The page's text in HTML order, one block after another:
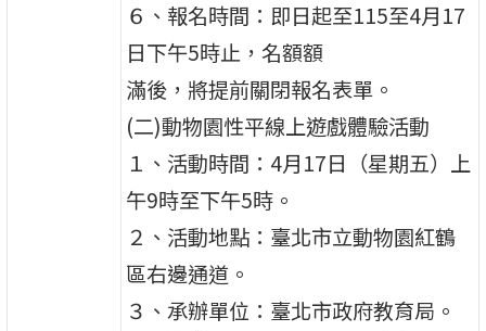
６、報名時間：即日起至115至4月17
日下午5時止，名額額
滿後，將提前關閉報名表單。
(二)動物園性平線上遊戲體驗活動
１、活動時間：4月17日（星期五）上
午9時至下午5時。
２、活動地點：臺北市立動物園紅鶴
區右邊通道。
３、承辦單位：臺北市政府教育局。